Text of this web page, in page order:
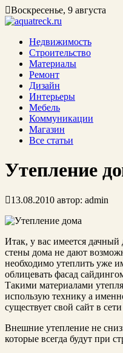
Воскресенье, 9 августа
Недвижимость
Строительство
Материалы
Ремонт
Дизайн
Интерьеры
Мебель
Коммуникации
Магазин
Все статьи
Утепление
13.08.2010 автор: admin
Итак, у вас имеется
стены дома не дают
необходимо утеплить уже
облицевать фасад
Такими материалами
использую технику а
существует свой сайт в
Внешние утепление не
которые всегда будут при